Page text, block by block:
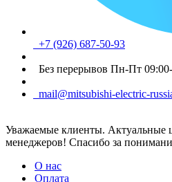
+7 (926) 687-50-93
Без перерывов Пн-Пт
mail@mitsubishi-electric-
Уважаемые клиенты. Актуальные
менеджеров! Спасибо за
О нас
Оплата